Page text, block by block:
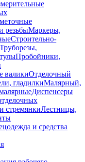
резьбыМаркеры,
Строительно-
Труборезы,
Пробойники,
валикиОтделочный
гладилкиМалярный,
Диспенсеры
стремянкиЛестницы,
и средства